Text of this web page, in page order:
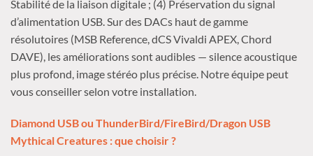
Stabilité de la liaison digitale ; (4) Préservation du signal
d’alimentation USB. Sur des DACs haut de gamme
résolutoires (MSB Reference, dCS Vivaldi APEX, Chord
DAVE), les améliorations sont audibles — silence acoustique
plus profond, image stéréo plus précise. Notre équipe peut
vous conseiller selon votre installation.
Diamond USB ou ThunderBird/FireBird/Dragon USB
Mythical Creatures : que choisir ?